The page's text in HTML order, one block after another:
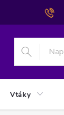
Vtáky